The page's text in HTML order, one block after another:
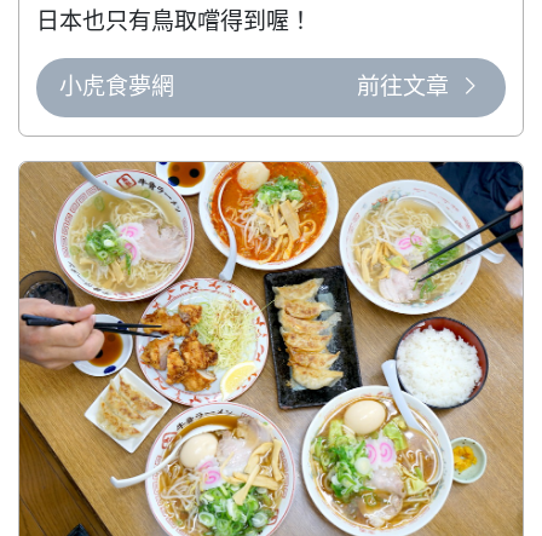
日本也只有鳥取嚐得到喔！
小虎食夢網 前往文章